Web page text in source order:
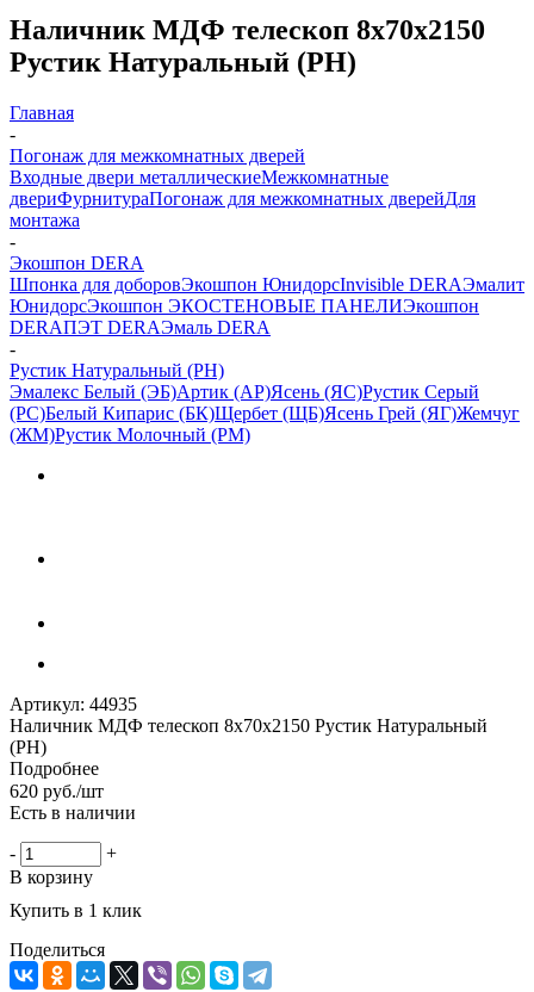
Наличник МДФ телескоп 8х70х2150
Рустик Натуральный (РН)
Главная
-
Погонаж для межкомнатных дверей
Входные двери металлическиеМежкомнатные
двериФурнитураПогонаж для межкомнатных дверейДля
монтажа
-
Экошпон DERA
Шпонка для доборовЭкошпон ЮнидорсInvisible DERAЭмалит
ЮнидорсЭкошпон ЭКОСТЕНОВЫЕ ПАНЕЛИЭкошпон
DERAПЭТ DERAЭмаль DERA
-
Рустик Натуральный (РН)
Эмалекс Белый (ЭБ)Артик (АР)Ясень (ЯС)Рустик Серый
(РС)Белый Кипарис (БК)Щербет (ЩБ)Ясень Грей (ЯГ)Жемчуг
(ЖМ)Рустик Молочный (РМ)
Артикул: 44935
Наличник МДФ телескоп 8х70х2150 Рустик Натуральный
(РН)
Подробнее
620 руб./шт
Есть в наличии
-
+
В корзину
Купить в 1 клик
Поделиться